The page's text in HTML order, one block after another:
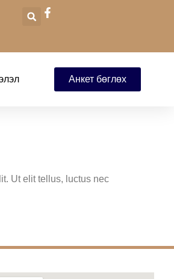
Анкет бөглөх
Ut elit tellus, luctus nec